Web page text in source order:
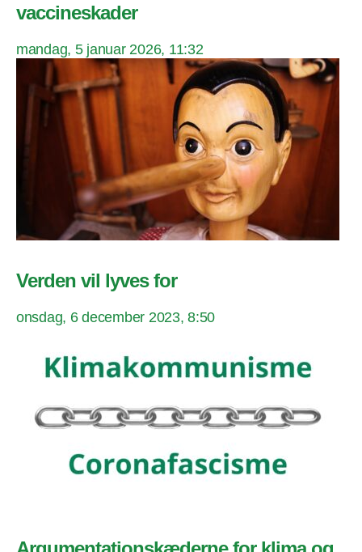
vaccineskader
mandag, 5 januar 2026, 11:32
Verden vil lyves for
onsdag, 6 december 2023, 8:50